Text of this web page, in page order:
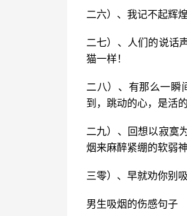
二六）、我记不起辉
二七）、人们的说话
猫一样！
二八）、有那么一瞬
到，跳动的心，是活
二九）、回想以寂寞
烟来麻醉紧绷的软弱
三零）、早就劝你别
男生吸烟的伤感句子